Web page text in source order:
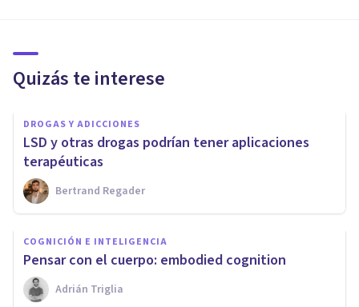
Quizás te interese
DROGAS Y ADICCIONES
LSD y otras drogas podrían tener aplicaciones
terapéuticas
Bertrand Regader
COGNICIÓN E INTELIGENCIA
Pensar con el cuerpo: embodied cognition
Adrián Triglia